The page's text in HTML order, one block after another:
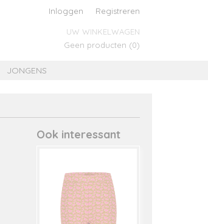
Inloggen Registreren
UW WINKELWAGEN
Geen producten (0)
JONGENS
Ook interessant